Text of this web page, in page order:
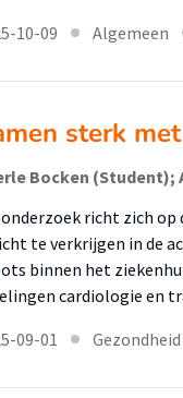
10-09 Algemeen
sterk
Bocken
richt zich
te verkrijgen in de
binnen het
cardiologie en
09-01
Gezondheid